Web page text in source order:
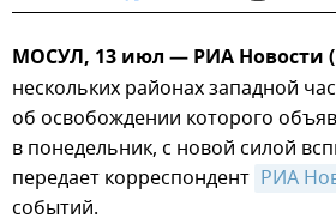
МОСУЛ, 13 июл — РИА Новости
нескольких районах западной
об освобождении которого
в понедельник, с новой силой
передает корреспондент РИА
событий.